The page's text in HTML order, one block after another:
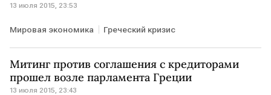
13 июля 2015, 23:53
Мировая экономика Греческий кризис
Митинг против соглашения с кредиторами
прошел возле парламента Греции
13 июля 2015, 23:43